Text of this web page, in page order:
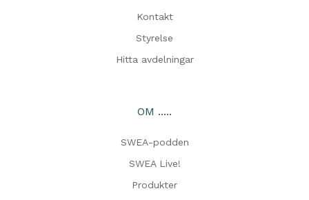
Kontakt
Styrelse
Hitta avdelningar
OM .....
SWEA-podden
SWEA Live!
Produkter